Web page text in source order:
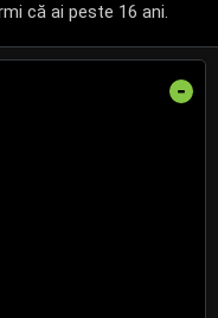
că ai peste 16 ani.
-